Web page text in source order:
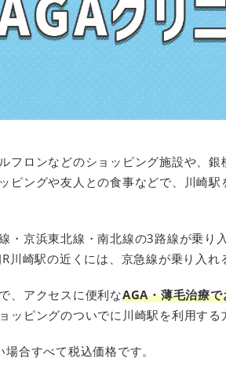
フロンなどのショッピング施設や、
ピングや友人との食事などで、川崎
・京浜東北線・南北線の3路線が乗り
川崎駅の近くには、京急線が乗り入れ
、アクセスに便利なAGA・薄毛治療
ッピングのついでに川崎駅を利用する
合すべて税込価格です。